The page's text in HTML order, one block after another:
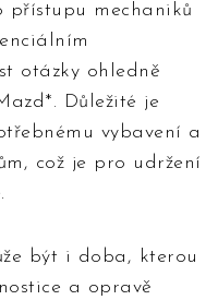
přístupu mechaniků
otázky ohledně
Důležité je
vybavení a
což je pro udržení
být i doba, kterou
a opravě